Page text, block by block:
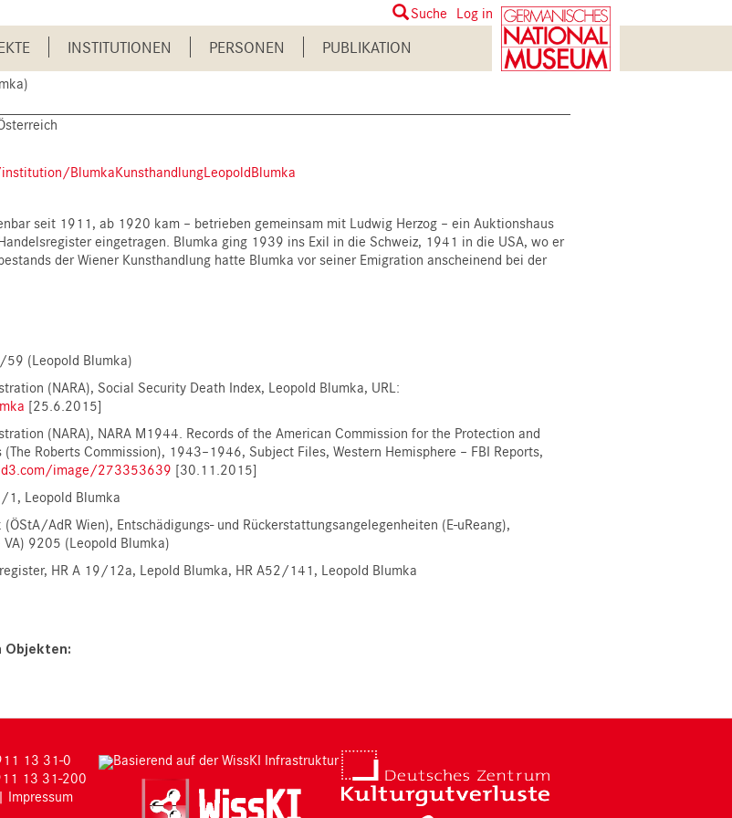
User
account
menu
Suche Log in
INSTITUTIONEN PERSONEN PUBLIKATION
BlumkaKunsthandlungLeopoldBlumka
seit 1911, ab 1920 kam – betrieben gemeinsam mit Ludwig Herzog – ein Auktionshaus
eingetragen. Blumka ging 1939 ins Exil in die Schweiz, 1941 in die USA, wo er
der Wiener Kunsthandlung hatte Blumka vor seiner Emigration anscheinend bei der
59 (Leopold Blumka)
(NARA), Social Security Death Index, Leopold Blumka, URL:
[25.6.2015]
(NARA), NARA M1944. Records of the American Commission for the Protection and
Roberts Commission), 1943–1946, Subject Files, Western Hemisphere – FBI Reports,
image/273353639 [30.11.2015]
1, Leopold Blumka
AdR Wien), Entschädigungs- und Rückerstattungsangelegenheiten (E-uReang),
VA) 9205 (Leopold Blumka)
HR A 19/12a, Lepold Blumka, HR A52/141, Leopold Blumka
13 31-0
13 31-200
| Impressum
Basierend auf der WissKI Infrastruktur